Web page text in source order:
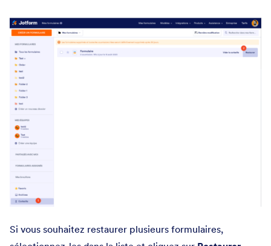
Si vous souhaitez restaurer plusieurs formulaires,